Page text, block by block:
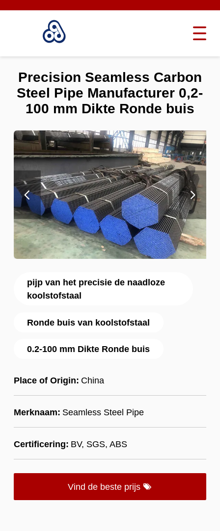
pijp van het precisie de naadloze
koolstofstaal
Ronde buis van koolstofstaal
0.2-100 mm Dikte Ronde buis
Place of Origin: China
Merknaam: Seamless Steel Pipe
Certificering: BV, SGS, ABS
Vind de beste prijs
Precision Seamless Carbon
Steel Pipe Manufacturer 0,2-
100 mm Dikte Ronde buis